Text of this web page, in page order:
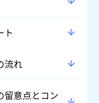
ト
流れ
留意点とコン